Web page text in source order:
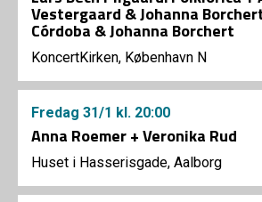
Vestergaard & Johanna
Córdoba & Johanna Borchert
KoncertKirken, København N
Fredag 31/1 kl. 20:00
Anna Roemer + Veronika Rud
Huset i Hasserisgade, Aalborg